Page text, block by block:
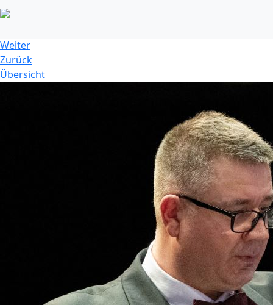
dsc_9307jpg_52776037065_o.jpg
Weiter
Zurück
Übersicht